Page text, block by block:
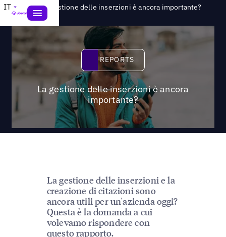
IT Reports>La gestione delle inserzioni è ancora importante?
Reports
REPORTS
La gestione delle inserzioni è ancora
importante?
La gestione delle inserzioni e la
creazione di citazioni sono
ancora utili per un'azienda oggi?
Questa è la domanda a cui
volevamo rispondere con
questo rapporto.